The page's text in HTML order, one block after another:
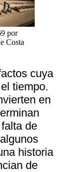
por
Costa
cuya
tiempo.
en
de
historia
de